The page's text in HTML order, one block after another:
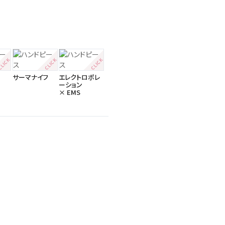
サーマナイフ エレクトロポレ
ーション
× EMS